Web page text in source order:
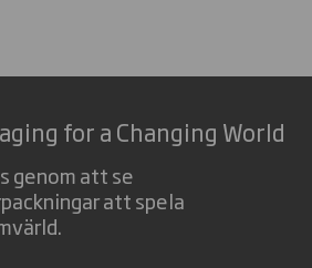
for a Changing World
genom att se
att spela